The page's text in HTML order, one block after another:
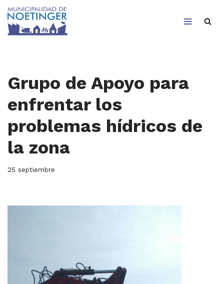
Saltar
Grupo de Apoyo para
enfrentar los
problemas hídricos de
la zona
25 septiembre